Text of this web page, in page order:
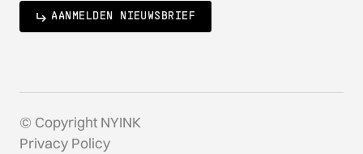
AANMELDEN NIEUWSBRIEF
© Copyright NYINK
Privacy Policy